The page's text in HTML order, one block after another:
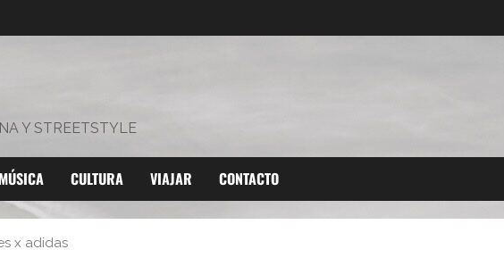
Y STREETSTYLE
MÚSICA CULTURA VIAJAR CONTACTO
x adidas